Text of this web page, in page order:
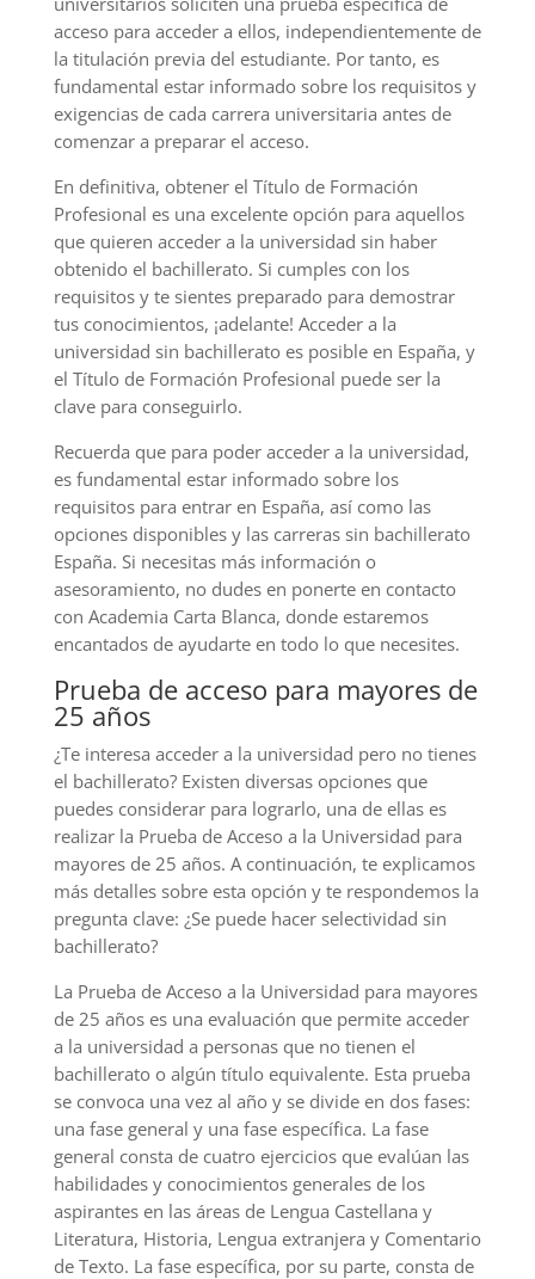
acceso para acceder a ellos, independientemente de
la titulación previa del estudiante. Por tanto, es
fundamental estar informado sobre los requisitos y
exigencias de cada carrera universitaria antes de
comenzar a preparar el acceso.
En definitiva, obtener el Título de Formación
Profesional es una excelente opción para aquellos
que quieren acceder a la universidad sin haber
obtenido el bachillerato. Si cumples con los
requisitos y te sientes preparado para demostrar
tus conocimientos, ¡adelante! Acceder a la
universidad sin bachillerato es posible en España, y
el Título de Formación Profesional puede ser la
clave para conseguirlo.
Recuerda que para poder acceder a la universidad,
es fundamental estar informado sobre los
requisitos para entrar en España, así como las
opciones disponibles y las carreras sin bachillerato
España. Si necesitas más información o
asesoramiento, no dudes en ponerte en contacto
con Academia Carta Blanca, donde estaremos
encantados de ayudarte en todo lo que necesites.
Prueba de acceso para mayores de
25 años
¿Te interesa acceder a la universidad pero no tienes
el bachillerato? Existen diversas opciones que
puedes considerar para lograrlo, una de ellas es
realizar la Prueba de Acceso a la Universidad para
mayores de 25 años. A continuación, te explicamos
más detalles sobre esta opción y te respondemos la
pregunta clave: ¿Se puede hacer selectividad sin
bachillerato?
La Prueba de Acceso a la Universidad para mayores
de 25 años es una evaluación que permite acceder
a la universidad a personas que no tienen el
bachillerato o algún título equivalente. Esta prueba
se convoca una vez al año y se divide en dos fases:
una fase general y una fase específica. La fase
general consta de cuatro ejercicios que evalúan las
habilidades y conocimientos generales de los
aspirantes en las áreas de Lengua Castellana y
Literatura, Historia, Lengua extranjera y Comentario
de Texto. La fase específica, por su parte, consta de